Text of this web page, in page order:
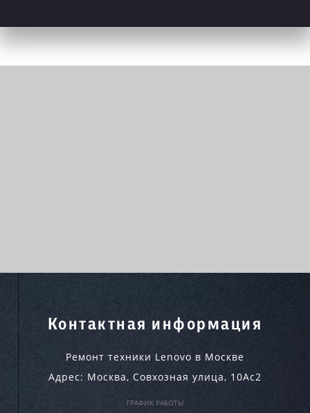
Контактная информация
Ремонт техники Lenovo в Москве
Адрес: Москва, Совхозная улица, 10Ас2
ГРАФИК РАБОТЫ